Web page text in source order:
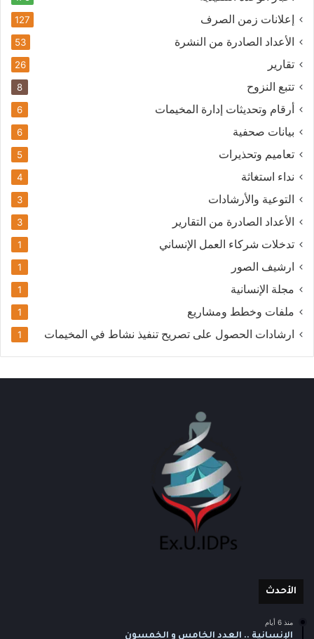
إعلانات زمن الصرف 127
الأعداد الصادرة من النشرة 53
تقارير 26
تتبع النزوح 8
أرقام وتحديثات إدارة المخيمات 6
بيانات صحفية 6
تعاميم وتحذيرات 5
نداء استغاثة 4
التوعية والأرشادات 3
الأعداد الصادرة من التقارير 3
تدخلات شركاء العمل الإنساني 1
ارشيف الصور 1
مجلة الإنسانية 1
ملفات وخطط ومشاريع 1
ارشادات الحصول على تصريح تنفيذ نشاط في المخيمات 1
الأحدث
منذ 6 أيام
الإنسانية .. العدد الخامس و الخمسون